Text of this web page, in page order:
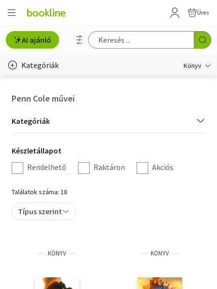
Üres
AI ajánló
Kategóriák Könyv
Hobbi, szabadidő
Irodalom
Művészet
Szakkönyv
Tankönyv, segédkönyv
Társadalomtudomány
Penn Cole művei
Kategória
szűrés
Kategóriák
Készletállapot
szűrés
Készletállapot
Rendelhető
Raktáron Akciós
Találatok száma: 18
Típus szerint
KÖNYV KÖNYV